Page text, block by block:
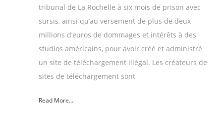
tribunal de La Rochelle à six mois de prison avec
sursis, ainsi qu’au versement de plus de deux
millions d’euros de dommages et intérêts à des
studios américains, pour avoir créé et administré
un site de téléchargement illégal. Les créateurs de
sites de téléchargement sont
Read More...